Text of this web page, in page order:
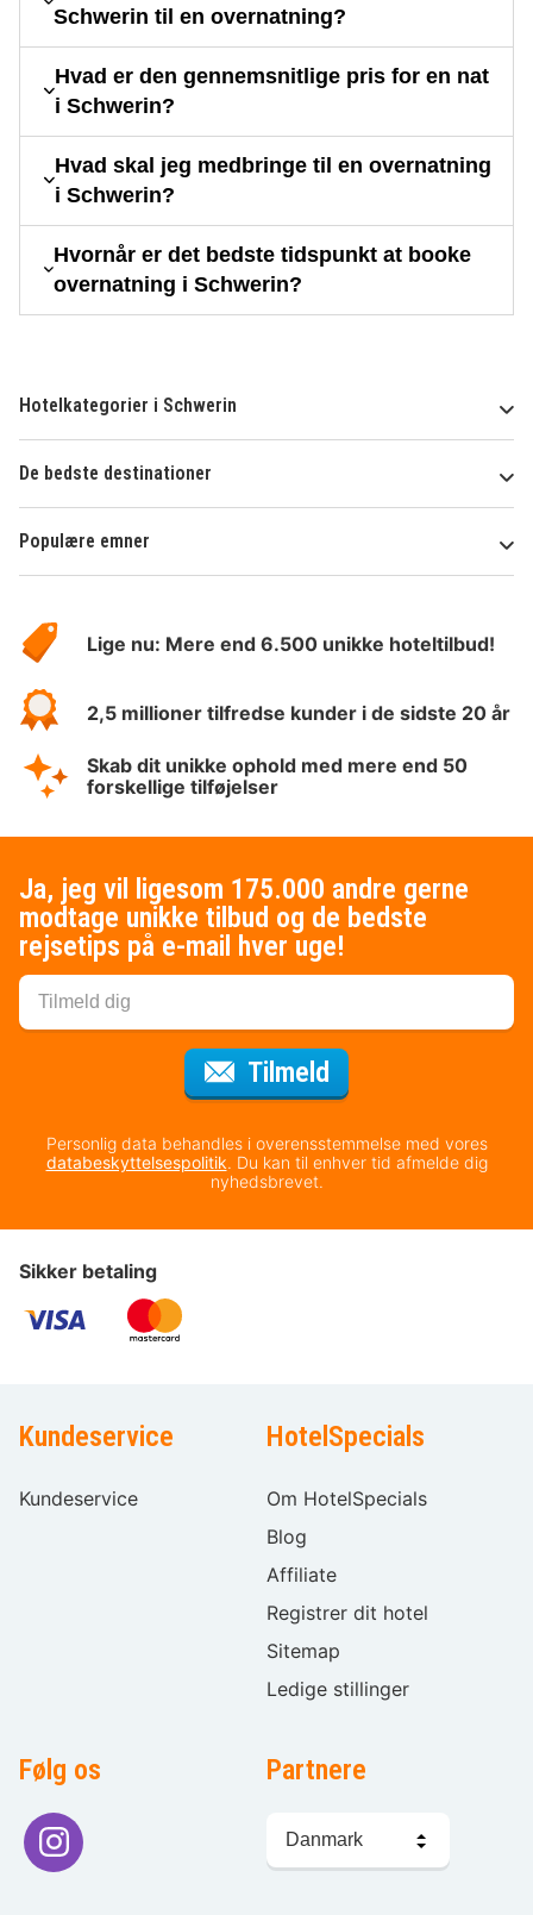
Schwerin til en overnatning?
Hvad er den gennemsnitlige pris for en nat
i Schwerin?
Hvad skal jeg medbringe til en overnatning
i Schwerin?
Hvornår er det bedste tidspunkt at booke
overnatning i Schwerin?
Hotelkategorier i Schwerin
De bedste destinationer
Populære emner
HotelSpecials
Lige nu: Mere end 6.500 unikke hoteltilbud!
2,5 millioner tilfredse kunder i de sidste 20 år
Skab dit unikke ophold med mere end 50
forskellige tilføjelser
Ja, jeg vil ligesom 175.000 andre gerne
modtage unikke tilbud og de bedste
rejsetips på e-mail hver uge!
Tilmeld
Personlig data behandles i overensstemmelse med vores
databeskyttelsespolitik. Du kan til enhver tid afmelde dig
nyhedsbrevet.
Sikker betaling
Kundeservice
Kundeservice
HotelSpecials
Om HotelSpecials
Blog
Affiliate
Registrer dit hotel
Sitemap
Ledige stillinger
Følg os Partnere